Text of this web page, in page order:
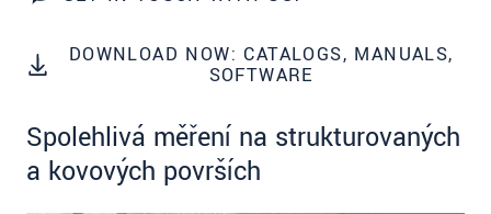
DOWNLOAD NOW: CATALOGS, MANUALS,
SOFTWARE
Spolehlivá měření na strukturovaných
a kovových površích
S vašimi údaji zacházíme důvěrně. Přečtěte si